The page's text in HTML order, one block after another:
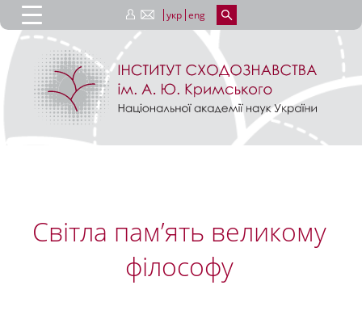
укр eng
Світла пам’ять великому
філософу